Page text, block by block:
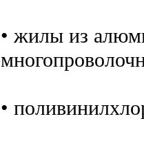
• жилы из
•